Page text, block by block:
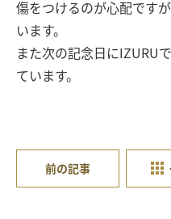
傷をつけるのが心配です
います。
また次の記念日にIZURU
ています。
前の記事